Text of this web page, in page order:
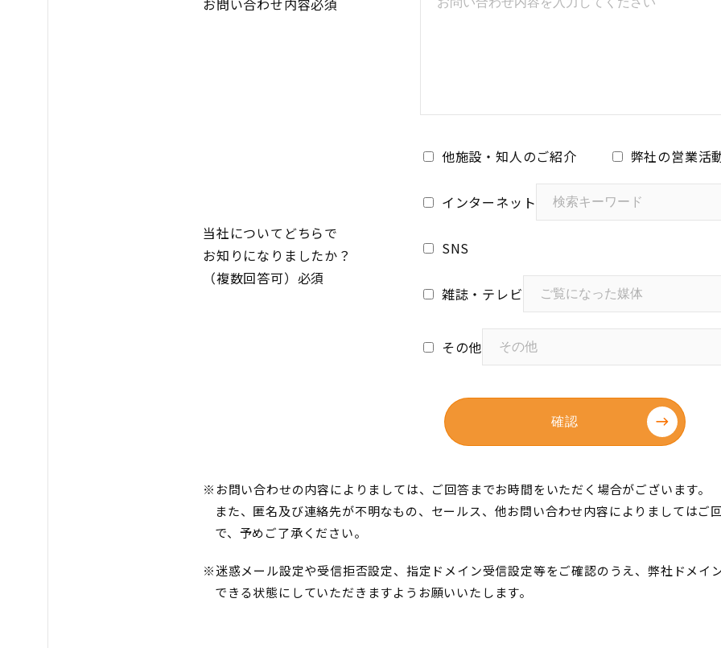
お問い合わせ内容必須
当社についてどちらで
お知りになりましたか？
（複数回答可）必須
他施設・知人のご紹介 弊社の営業活
インターネット
SNS
雑誌・テレビ
その他
※お問い合わせの内容によりましては、ご回答までお時間をいただく場合がございます。
また、匿名及び連絡先が不明なもの、セールス、他お問い合わせ内容によりましてはご
で、予めご了承ください。
※迷惑メール設定や受信拒否設定、指定ドメイン受信設定等をご確認のうえ、弊社ドメ
できる状態にしていただきますようお願いいたします。